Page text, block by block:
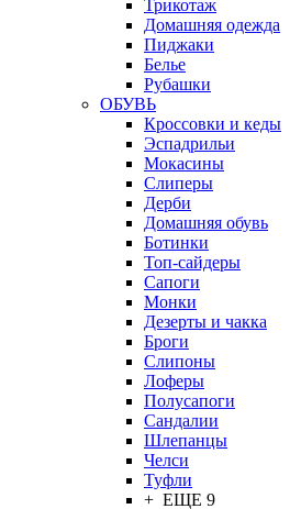
Трикотаж
Домашняя одежда
Пиджаки
Белье
Рубашки
ОБУВЬ
Кроссовки и кеды
Эспадрильи
Мокасины
Слиперы
Дерби
Домашняя обувь
Ботинки
Топ-сайдеры
Сапоги
Монки
Дезерты и чакка
Броги
Слипоны
Лоферы
Полусапоги
Сандалии
Шлепанцы
Челси
Туфли
+ ЕЩЕ 9